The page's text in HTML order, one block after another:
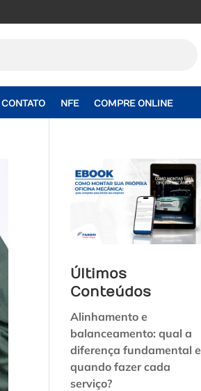
CONTATO NFE COMPRE ONLINE
Últimos
Conteúdos
Alinhamento e
balanceamento: qual a
diferença fundamental e
quando fazer cada
serviço?